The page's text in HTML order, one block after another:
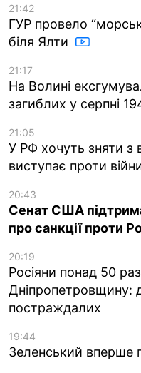
21:42
ГУР провело
біля Ялти
21:17
На Волині
загиблих у серпні
21:05
У РФ хочуть зняти з
виступає проти
20:43
Сенат США
про санкції проти
20:19
Росіяни понад 50
Дніпропетровщину:
постраждалих
19:44
Зеленський вперше